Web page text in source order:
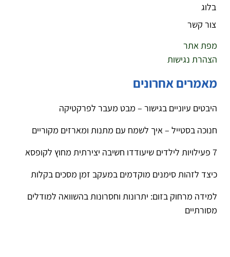
בלוג
צור קשר
מפת אתר
הצהרת נגישות
מאמרים אחרונים
היבטים עיוניים בגישור – מבט מעבר לפרקטיקה
חנוכה בסטייל – איך לשמח עם מתנות ומארזים מקוריים
7 פעילויות לילדים שיעודדו חשיבה יצירתית מחוץ לקופסא
כיצד לזהות סימנים מוקדמים במעקב זמן מסכים בקלות
למידה מרחוק בזום: יתרונות וחסרונות בהשוואה למודלים
מסורתיים